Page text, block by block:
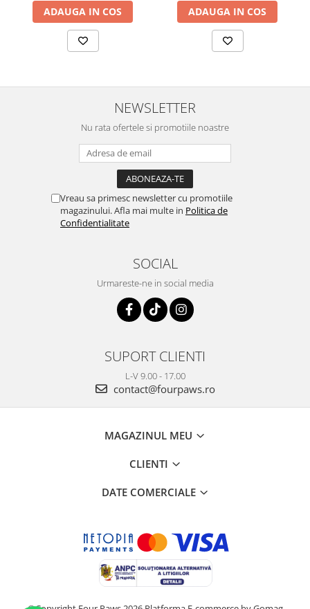
ADAUGA IN COS ADAUGA IN COS
NEWSLETTER
Nu rata ofertele si promotiile noastre
Vreau sa primesc newsletter cu promotiile
magazinului. Afla mai multe in Politica de
Confidentialitate
SOCIAL
Urmareste-ne in social media
SUPORT CLIENTI
L-V 9.00 - 17.00
contact@fourpaws.ro
MAGAZINUL MEU
CLIENTI
DATE COMERCIALE